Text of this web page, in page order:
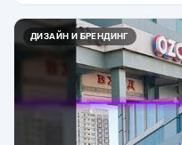
ДИЗАЙН И БРЕНДИНГ